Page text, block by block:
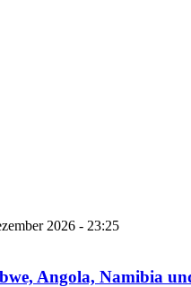
2026 - 23:25
Angola, Namibia